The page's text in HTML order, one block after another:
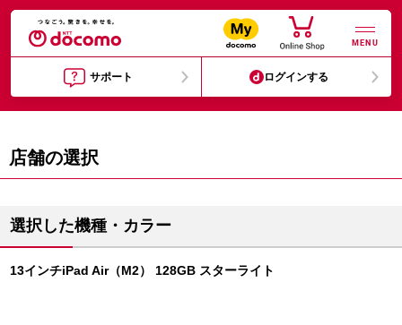
MENU
サポート ログインする
店舗の選択
選択した機種・カラー
13インチiPad Air（M2） 128GB スターライト